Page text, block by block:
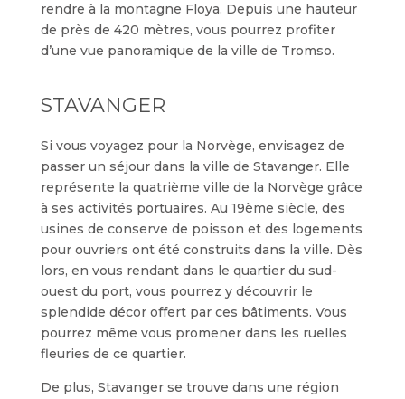
rendre à la montagne Floya. Depuis une hauteur
de près de 420 mètres, vous pourrez profiter
d’une vue panoramique de la ville de Tromso.
STAVANGER
Si vous voyagez pour la Norvège, envisagez de
passer un séjour dans la ville de Stavanger. Elle
représente la quatrième ville de la Norvège grâce
à ses activités portuaires. Au 19ème siècle, des
usines de conserve de poisson et des logements
pour ouvriers ont été construits dans la ville. Dès
lors, en vous rendant dans le quartier du sud-
ouest du port, vous pourrez y découvrir le
splendide décor offert par ces bâtiments. Vous
pourrez même vous promener dans les ruelles
fleuries de ce quartier.
De plus, Stavanger se trouve dans une région